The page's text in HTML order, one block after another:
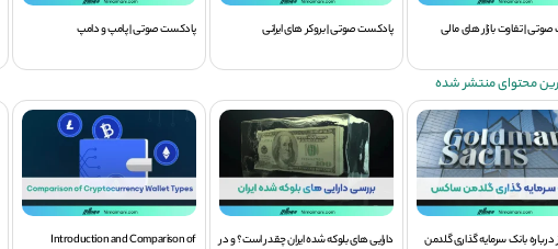
| تفاوت بازار های مالی پادکست صوتی | بروکر های ایرانی پادکست صوتی | پامپ و دامپ
محتوای منتشر شده
بانک سرمایه گذاری گلدمن
دارایی های بلوکه شده ایران چقدر است؟ و در
Introduction and Comparison of